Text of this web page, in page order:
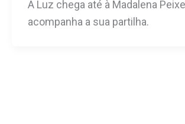
A Luz chega até à Madalena
acompanha a sua partilha.